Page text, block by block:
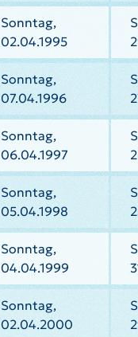
Sonntag,
02.04.1995
Sonntag,
07.04.1996
Sonntag,
06.04.1997
Sonntag,
05.04.1998
Sonntag,
04.04.1999
Sonntag,
02.04.2000